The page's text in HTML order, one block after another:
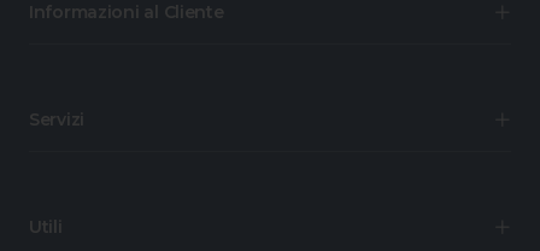
Informazioni al Cliente
Servizi
Utili